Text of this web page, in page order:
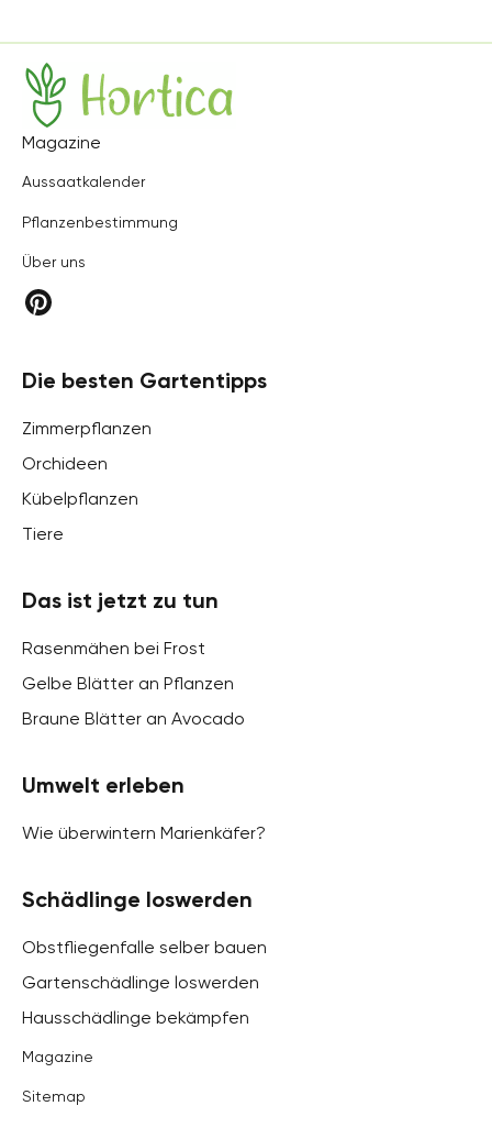
Hortica
Magazine
Aussaatkalender
Pflanzenbestimmung
Über uns
Die besten Gartentipps
Zimmerpflanzen
Orchideen
Kübelpflanzen
Tiere
Das ist jetzt zu tun
Rasenmähen bei Frost
Gelbe Blätter an Pflanzen
Braune Blätter an Avocado
Umwelt erleben
Wie überwintern Marienkäfer?
Schädlinge loswerden
Obstfliegenfalle selber bauen
Gartenschädlinge loswerden
Hausschädlinge bekämpfen
Magazine
Sitemap